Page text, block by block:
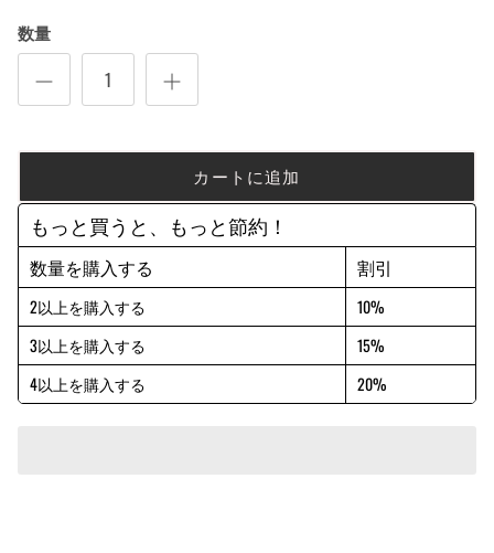
数量
カートに追加
もっと買うと、もっと節約！
数量を購入する 割引
2以上を購入する
10%
3以上を購入する
15%
4以上を購入する
20%